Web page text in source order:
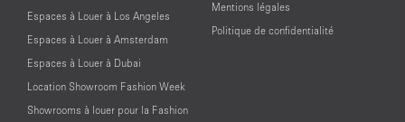
Espaces à Louer à Los Angeles
Espaces à Louer à Amsterdam
Espaces à Louer à Dubai
Location Showroom Fashion Week
Showrooms à louer pour la Fashion
Mentions légales
Politique de confidentialité